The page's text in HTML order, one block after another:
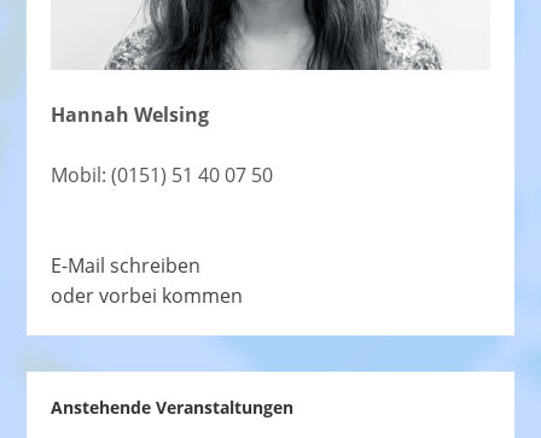
Hannah Welsing
Mobil: (0151) 51 40 07 50
E-Mail schreiben
oder vorbei kommen
Anstehende Veranstaltungen